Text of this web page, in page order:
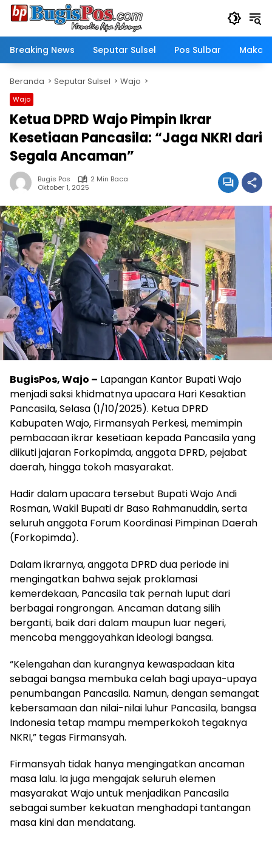
Langsung
Breaking News
Seputar Sulsel Pos Sulbar
Beranda Seputar Sulsel Wajo
Wajo
Ketua DPRD Wajo Pimpin Ikrar
Kesetiaan Pancasila: “Jaga NKRI dari
Segala Ancaman”
Bugis Pos
2 Min Baca
Oktober 1, 2025
BugisPos, Wajo – Lapangan Kantor Bupati Wajo
menjadi saksi khidmatnya upacara Hari Kesaktian
Pancasila, Selasa (1/10/2025). Ketua DPRD
Kabupaten Wajo, Firmansyah Perkesi, memimpin
pembacaan ikrar kesetiaan kepada Pancasila yang
diikuti jajaran Forkopimda, anggota DPRD, pejabat
daerah, hingga tokoh masyarakat.
Hadir dalam upacara tersebut Bupati Wajo Andi
Rosman, Wakil Bupati dr Baso Rahmanuddin, serta
seluruh anggota Forum Koordinasi Pimpinan Daerah
(Forkopimda).
Dalam ikrarnya, anggota DPRD dua periode ini
mengingatkan bahwa sejak proklamasi
kemerdekaan, Pancasila tak pernah luput dari
berbagai rongrongan. Ancaman datang silih
berganti, baik dari dalam maupun luar negeri,
mencoba menggoyahkan ideologi bangsa.
“Kelengahan dan kurangnya kewaspadaan kita
sebagai bangsa membuka celah bagi upaya-upaya
penumbangan Pancasila. Namun, dengan semangat
kebersamaan dan nilai-nilai luhur Pancasila, bangsa
Indonesia tetap mampu memperkokoh tegaknya
NKRI,” tegas Firmansyah.
Firmansyah tidak hanya mengingatkan ancaman
masa lalu. Ia juga mengajak seluruh elemen
masyarakat Wajo untuk menjadikan Pancasila
sebagai sumber kekuatan menghadapi tantangan
masa kini dan mendatang.